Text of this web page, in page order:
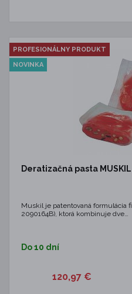
PROFESIONÁLNY PRODUKT
NOVINKA
Deratizačná pasta
Muskil je patentovaná formulácia
2090164B), ktorá kombinuje dve…
Do 10 dní
120,97 €